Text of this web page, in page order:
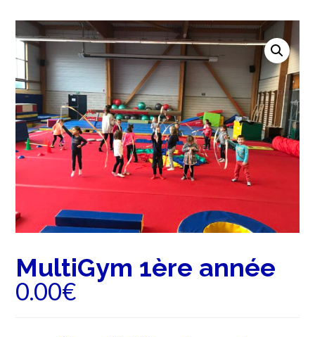
MultiGym 1ère année
0.00€